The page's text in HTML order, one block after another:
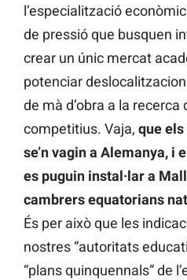
l’especialització
de pressió que busquen
crear un únic mercat
potenciar
de mà d’obra a la recerca
competitius. Vaja, que
se’n vagin a Alemanya, i
es puguin instal·lar a
cambrers equatorians
És per això que les
nostres “autoritats
“plans quinquennals” de